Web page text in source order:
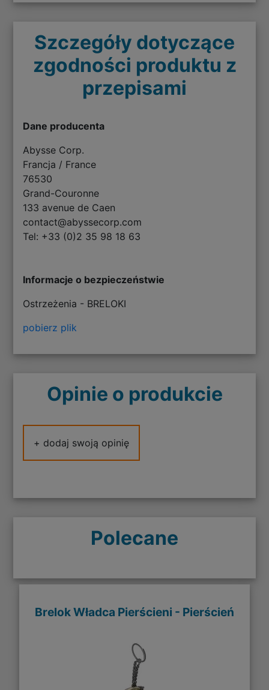
Szczegóły dotyczące
zgodności produktu z
przepisami
Dane producenta
Abysse Corp.
Francja / France
76530
Grand-Couronne
133 avenue de Caen
contact@abyssecorp.com
Tel: +33 (0)2 35 98 18 63
Informacje o bezpieczeństwie
Ostrzeżenia - BRELOKI
pobierz plik
Opinie o produkcie
+ dodaj swoją opinię
Polecane
Brelok Władca Pierścieni - Pierścień